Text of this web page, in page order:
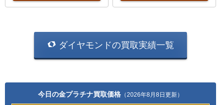
ダイヤモンドの買取実績一覧
今日の金プラチナ買取価格 （2026年8月8日更新）